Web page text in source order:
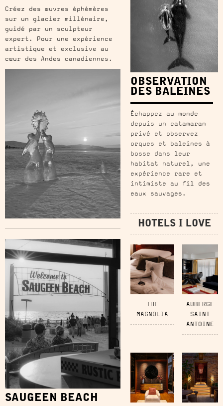
Créez des œuvres éphémères
sur un glacier millénaire,
guidé par un sculpteur
expert. Pour une expérience
artistique et exclusive au
cœur des Andes canadiennes.
SAUGEEN BEACH
OBSERVATION
DES BALEINES
Échappez au monde
depuis un catamaran
privé et observez
orques et baleines à
bosse dans leur
habitat naturel, une
expérience rare et
intimiste au fil des
eaux sauvages.
HOTELS I LOVE
THE
MAGNOLIA
AUBERGE
SAINT
ANTOINE